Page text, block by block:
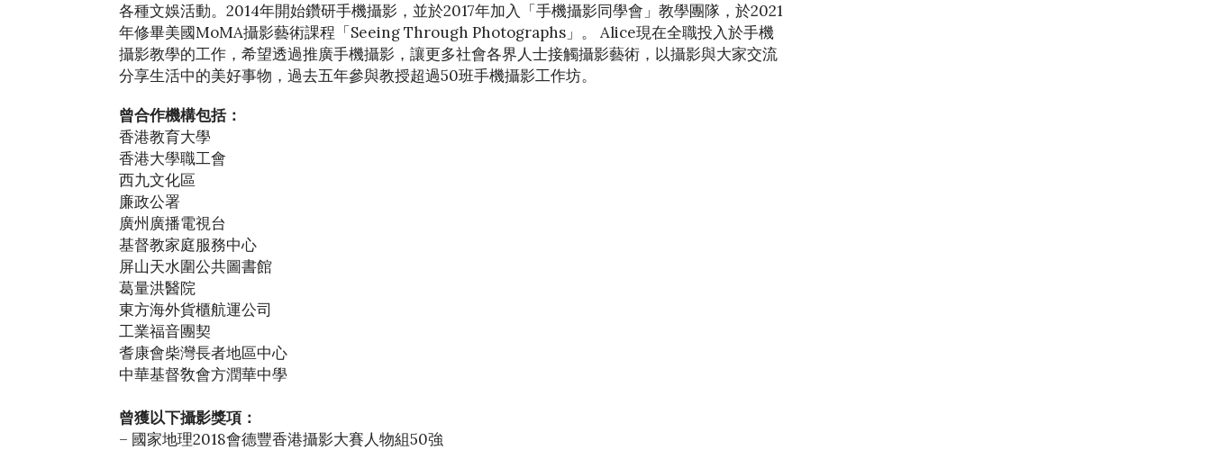
各種文娛活動。2014年開始鑽研手機攝影，並於2017年加入「手機攝影同學會」教學團隊，於2021
年修畢美國MoMA攝影藝術課程「Seeing Through Photographs」。 Alice現在全職投入於手機
攝影教學的工作，希望透過推廣手機攝影，讓更多社會各界人士接觸攝影藝術，以攝影與大家交流
分享生活中的美好事物，過去五年參與教授超過50班手機攝影工作坊。
曾合作機構包括：
香港教育大學
香港大學職工會
西九文化區
廉政公署
廣州廣播電視台
基督教家庭服務中心
屏山天水圍公共圖書館
葛量洪醫院
東方海外貨櫃航運公司
工業福音團契
耆康會柴灣長者地區中心
中華基督敎會方潤華中學
曾獲以下攝影獎項：
– 國家地理2018會德豐香港攝影大賽人物組50強